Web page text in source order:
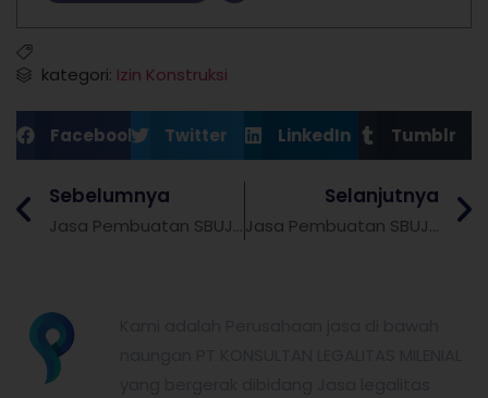
kategori: Izin Konstruksi
Facebook Twitter LinkedIn Tumblr
Sebelumnya
Jasa Pembuatan SBUJK (SBU Konstruksi) Bundling SKK di Banyuwangi
Selanjutnya
Jasa Pembuatan SBUJK (SBU Konstruksi) Bundling SKK di Ngawi